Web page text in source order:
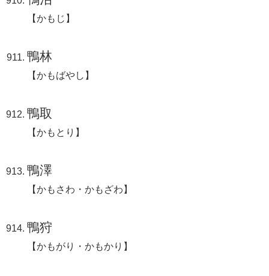
【かもじ】
鴨林
【かもばやし】
鴨取
【かもとり】
鴨澤
【かもさわ・かもざわ】
鴨狩
【かもがり・かもかり】